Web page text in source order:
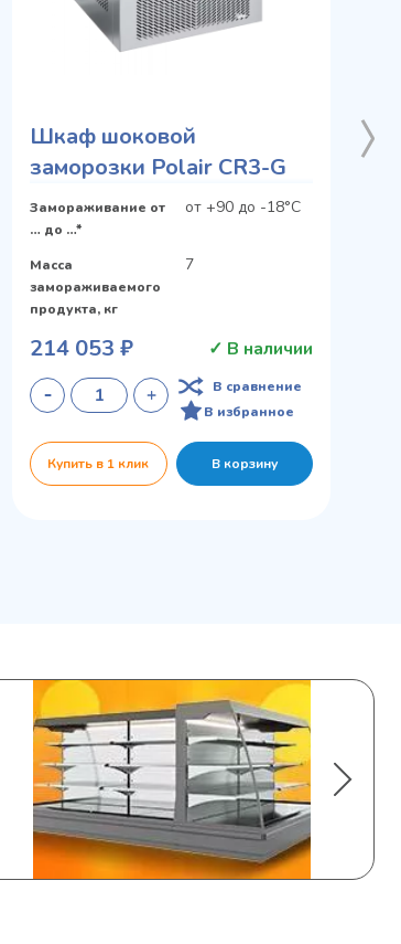
Шкаф шоковой
заморозки Polair CR3-G
Замораживание от
… до …*
от +90 до -18°С
Масса
замораживаемого
продукта, кг
7
214 053 ₽ ✓ В наличии
В сравнение
В избранное
Купить в 1 клик В корзину